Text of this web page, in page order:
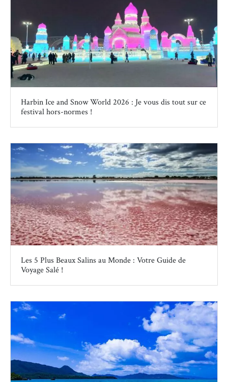
Harbin Ice and Snow World 2026 : Je vous dis tout sur ce
festival hors-normes !
Les 5 Plus Beaux Salins au Monde : Votre Guide de
Voyage Salé !